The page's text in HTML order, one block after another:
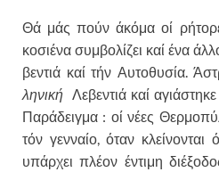
Θά μάς πούν άκόμα οί
κοσιένα συμβολίζει καί ένα
βεντιά καί τήν Αυτοθυσία.
ληνική Λεβεντιά καί
Παράδειγμα : οί νέες
τόν γενναίο, όταν κλείνονται
υπάρχει πλέον έντιμη